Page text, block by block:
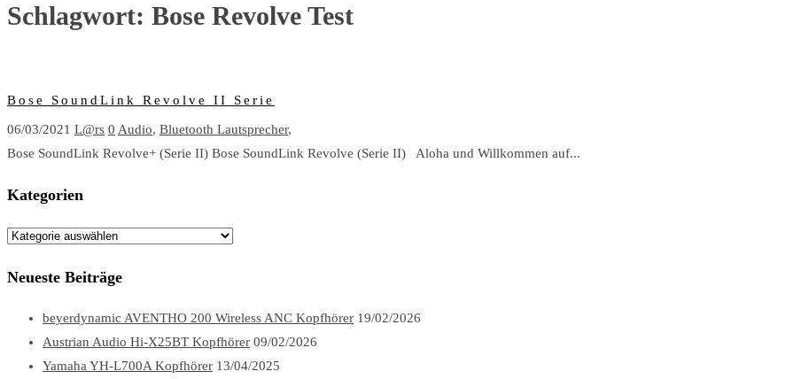
Schlagwort: Bose Revolve Test
Bose SoundLink Revolve II Serie
06/03/2021 L@rs 0 Audio, Bluetooth Lautsprecher,
Bose SoundLink Revolve+ (Serie II) Bose SoundLink Revolve (Serie II) Aloha und Willkommen auf...
Kategorien
Kategorien
Neueste Beiträge
beyerdynamic AVENTHO 200 Wireless ANC Kopfhörer 19/02/2026
Austrian Audio Hi-X25BT Kopfhörer 09/02/2026
Yamaha YH-L700A Kopfhörer 13/04/2025